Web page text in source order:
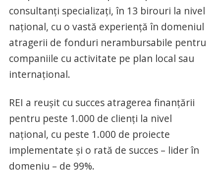
consultanți specializați, în 13 birouri la nivel
național, cu o vastă experiență în domeniul
atragerii de fonduri nerambursabile pentru
companiile cu activitate pe plan local sau
internațional.
REI a reușit cu succes atragerea finanțării
pentru peste 1.000 de clienți la nivel
național, cu peste 1.000 de proiecte
implementate și o rată de succes – lider în
domeniu – de 99%.